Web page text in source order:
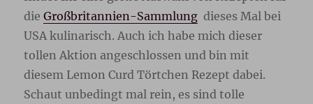
dieGroßbritannien-Sammlung dieses Mal bei
USA kulinarisch. Auch ich habe mich dieser
tollen Aktion angeschlossen und bin mit
diesem Lemon Curd Törtchen Rezept dabei.
Schaut unbedingt mal rein, es sind tolle